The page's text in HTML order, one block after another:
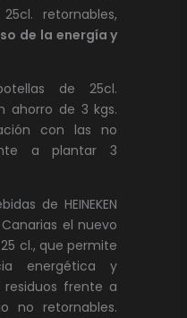
retornables,
de la energía y
de 25cl.
ahorro de 3 kgs.
con las no
a plantar 3
de HEINEKEN
el nuevo
cl., que permite
energética y
frente a
no retornables.